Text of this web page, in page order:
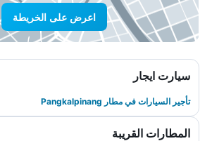
اعرض على الخريطة
سيارت ايجار
تأجير السيارات في مطار Pangkalpinang
المطارات القريبة